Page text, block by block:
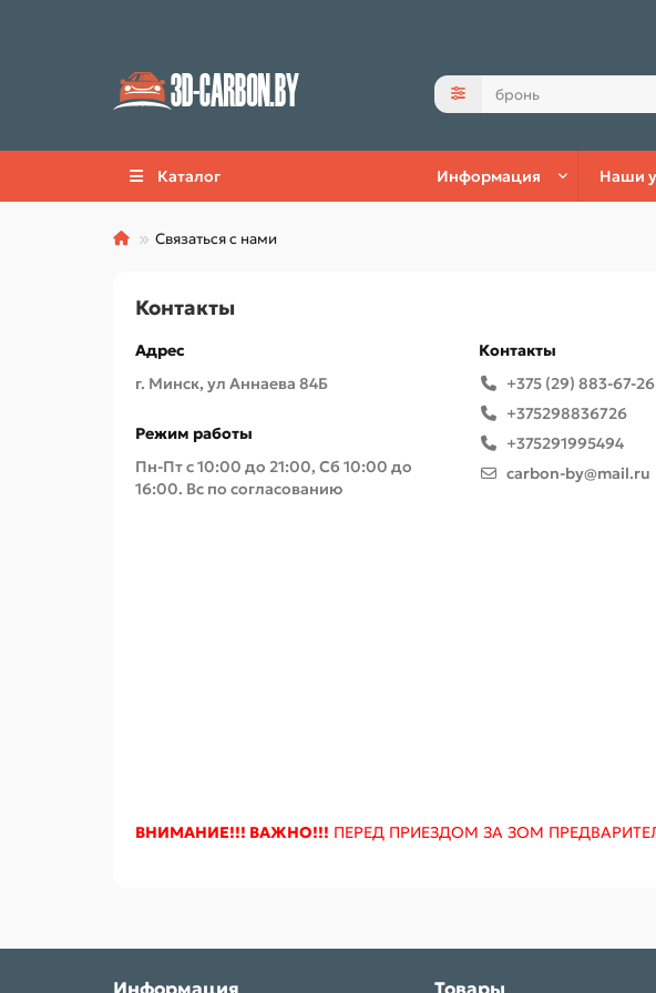
Каталог Информация Наши
Связаться с нами
Контакты
Адрес
г. Минск, ул Аннаева 84Б
Режим работы
Пн-Пт с 10:00 до 21:00, Сб 10:00 до
16:00. Вс по согласованию
Контакты
+375 (29) 883-67-26
+375298836726
+375291995494
carbon-by@mail.ru
ВНИМАНИЕ!!! ВАЖНО!!! ПЕРЕД ПРИЕЗДОМ ЗА ЗОМ